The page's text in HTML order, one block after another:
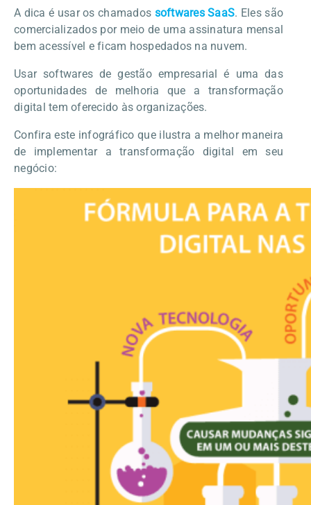
A dica é usar os chamados softwares SaaS. Eles são
comercializados por meio de uma assinatura mensal
bem acessível e ficam hospedados na nuvem.
Usar softwares de gestão empresarial é uma das
oportunidades de melhoria que a transformação
digital tem oferecido às organizações.
Confira este infográfico que ilustra a melhor maneira
de implementar a transformação digital em seu
negócio: